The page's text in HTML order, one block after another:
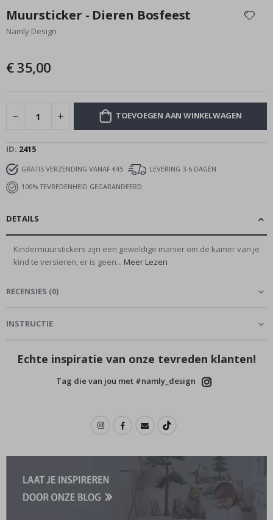
het
begin
afbeeldingen-
Muursticker - Dieren Bosfeest
Namly Design
€ 35,00
TOEVOEGEN AAN WINKELWAGEN
ID 2415
GRATIS VERZENDING VANAF €45
LEVERING 3-6 DAGEN
100% TEVREDENHEID GEGARANDEERD
DETAILS
Kindermuurstickers zijn een geweldige manier om de kamer van je
kind te versieren, er is geen... Meer Lezen
RECENSIES (0)
INSTRUCTIE
Echte inspiratie van onze tevreden klanten!
Tag die van jou met #namly_design